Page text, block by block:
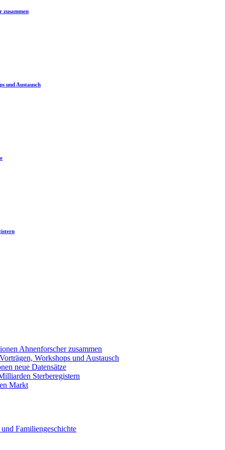
zusammen
und Austausch
Ahnenforscher zusammen
Workshops und Austausch
neue Datensätze
Sterberegistern
Markt
Familiengeschichte